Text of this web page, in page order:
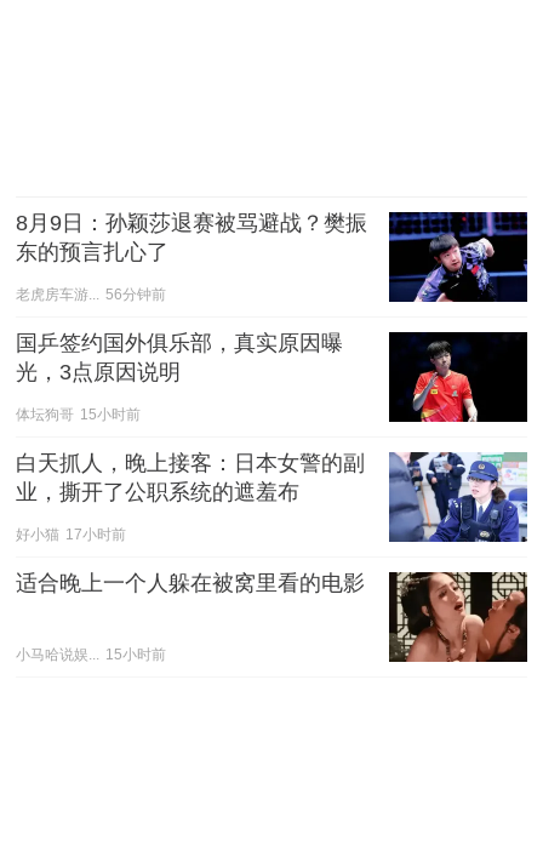
8月9日：孙颖莎退赛被骂避战？樊振
东的预言扎心了
老虎房车游... 56分钟前
国乒签约国外俱乐部，真实原因曝
光，3点原因说明
体坛狗哥 15小时前
白天抓人，晚上接客：日本女警的副
业，撕开了公职系统的遮羞布
好小猫 17小时前
适合晚上一个人躲在被窝里看的电影
小马哈说娱... 15小时前